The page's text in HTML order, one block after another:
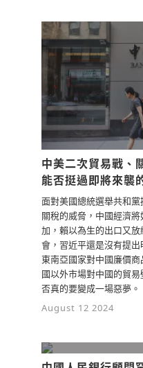
中美二次貿易戰、
能否挺過即將來襲
面對美國總統選舉共和
關稅的威脅，中國經濟
加，賴以為生的出口又
會，習近平還是沒有提出
東南亞國家對中國廉價
國以外市場對中國的貿
否真的要變成一場惡夢。
August 12 2024